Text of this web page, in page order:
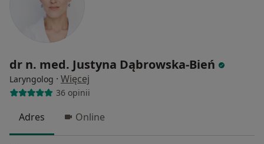
dr n. med. Justyna Dąbrowska-Bień
Laryngolog · Więcej
36 opinii
Adres Online